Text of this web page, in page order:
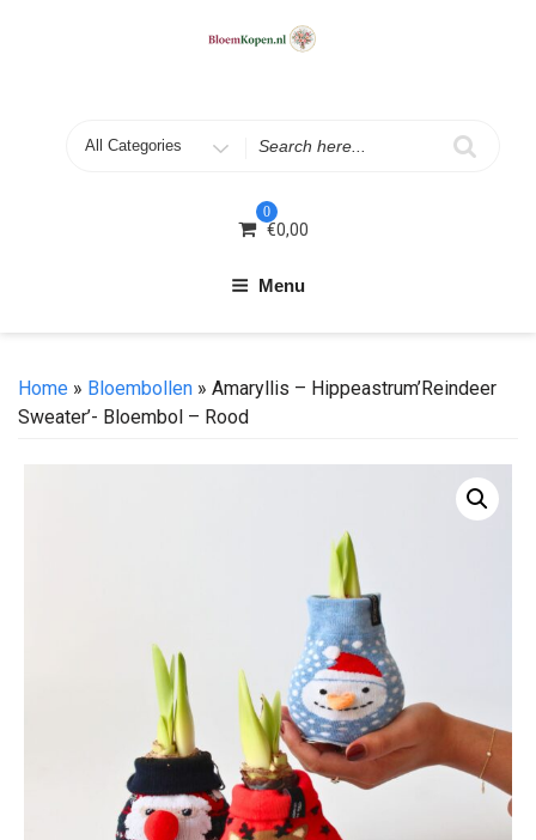
0
€0,00
Menu
Home » Bloembollen » Amaryllis – Hippeastrum’Reindeer
Sweater’- Bloembol – Rood